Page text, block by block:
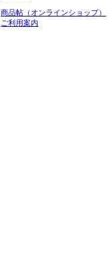
商品帖（オンラインショップ）
ご利用案内